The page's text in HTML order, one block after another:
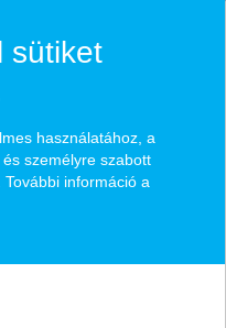
sütiket
használatához, a
személyre szabott
információ a